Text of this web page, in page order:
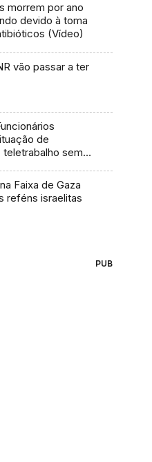
morrem por ano
devido à toma
(Vídeo)
vão passar a ter
de
teletrabalho sem
Faixa de Gaza
reféns israelitas
PUB